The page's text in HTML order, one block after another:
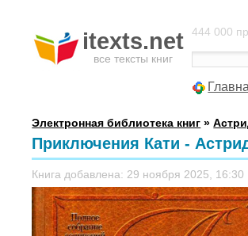
itexts.net
все тексты книг
444 000
Электронная библиотека книг »
Приключения Кати -
Книга добавлена: 29 ноября 2025, 16:30